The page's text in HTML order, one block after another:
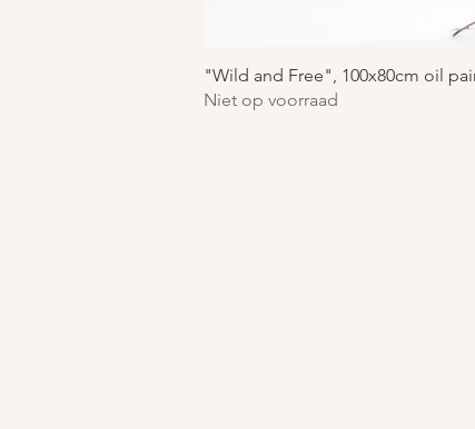
"Wild and Free", 100x80cm oil
Niet op voorraad